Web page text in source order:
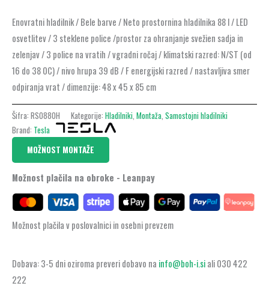
Enovratni hladilnik / Bele barve / Neto prostornina hladilnika 88 l / LED
osvetlitev / 3 steklene police /prostor za ohranjanje svežien sadja in
zelenjav / 3 police na vratih / vgradni ročaj / klimatski razred: N/ST (od
16 do 38 0C) / nivo hrupa 39 dB / F energijski razred / nastavljiva smer
odpiranja vrat / dimenzije: 48 x 45 x 85 cm
Šifra: RS0880H Kategorije: Hladilniki, Montaža, Samostojni hladilniki
Brand: Tesla
MOŽNOST MONTAŽE
Možnost plačila na obroke - Leanpay
Možnost plačila v poslovalnici in osebni prevzem
Dobava: 3-5 dni oziroma preveri dobavo na info@boh-i.siali 030 422
222